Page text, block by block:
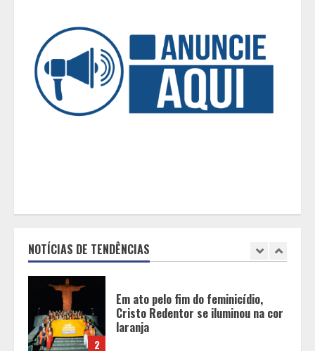
NOTÍCIAS DE TENDÊNCIAS
5
de vestuário, lista reúne diversas
opções para presentear neste Dia
dos Pais
2
3
A ordem dos alimentos importa.
Mas nem sempre da mesma forma